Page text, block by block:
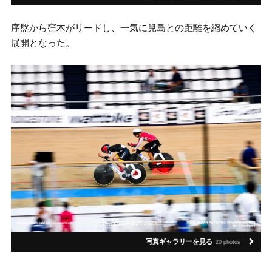
序盤から窪木がリードし、一気に兒島との距離を縮めていく
展開となった。
写真ギャラリーを見る 20 photos